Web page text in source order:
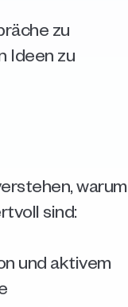
zu
Ideen zu
warum
sind:
und aktivem